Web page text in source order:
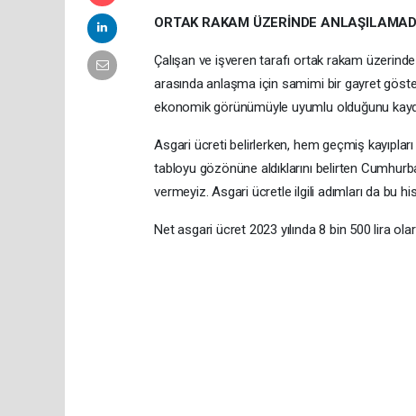
ORTAK RAKAM ÜZERİNDE
Çalışan ve işveren tarafı ortak rakam
arasında anlaşma için samimi bir gayret
ekonomik görünümüyle uyumlu olduğunu
Asgari ücreti belirlerken, hem geçmiş
tabloyu gözönüne aldıklarını belirten
vermeyiz. Asgari ücretle ilgili adımları da bu
Net asgari ücret 2023 yılında 8 bin 500 lira